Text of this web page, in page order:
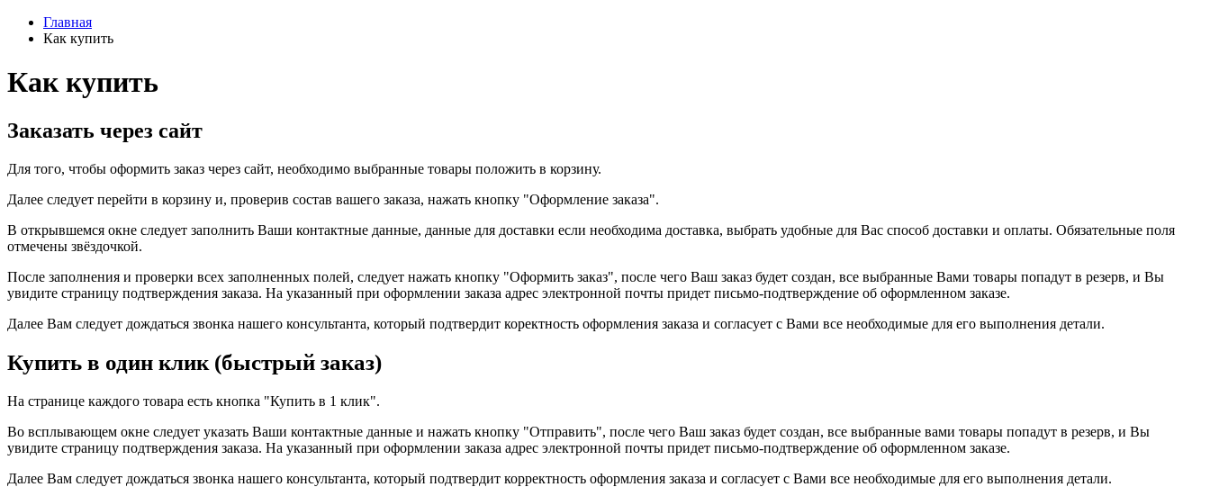
Главная
Как купить
Как купить
Заказать через сайт
Для того, чтобы оформить заказ через сайт, необходимо выбранные товары положить в корзину.
Далее следует перейти в корзину и, проверив состав вашего заказа, нажать кнопку "Оформление заказа".
В открывшемся окне следует заполнить Ваши контактные данные, данные для доставки если необходима доставка, выбрать удобные для Вас способ доставки и оплаты. Обязательные поля
отмечены звёздочкой.
После заполнения и проверки всех заполненных полей, следует нажать кнопку "Оформить заказ", после чего Ваш заказ будет создан, все выбранные Вами товары попадут в резерв, и Вы
увидите страницу подтверждения заказа. На указанный при оформлении заказа адрес электронной почты придет письмо-подтверждение об оформленном заказе.
Далее Вам следует дождаться звонка нашего консультанта, который подтвердит коректность оформления заказа и согласует с Вами все необходимые для его выполнения детали.
Купить в один клик (быстрый заказ)
На странице каждого товара есть кнопка "Купить в 1 клик".
Во всплывающем окне следует указать Ваши контактные данные и нажать кнопку "Отправить", после чего Ваш заказ будет создан, все выбранные вами товары попадут в резерв, и Вы
увидите страницу подтверждения заказа. На указанный при оформлении заказа адрес электронной почты придет письмо-подтверждение об оформленном заказе.
Далее Вам следует дождаться звонка нашего консультанта, который подтвердит корректность оформления заказа и согласует с Вами все необходимые для его выполнения детали.